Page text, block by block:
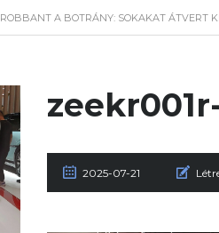
ROBBANT A BOTRÁNY: SOKAKAT ÁTVERT
2025-07-21